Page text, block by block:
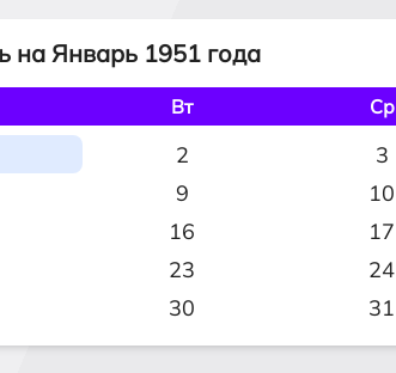
на Январь 1951 года
Вт Ср
2 3
9 10
16 17
23 24
30 31